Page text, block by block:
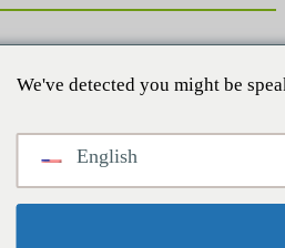
We've detected you might be
English